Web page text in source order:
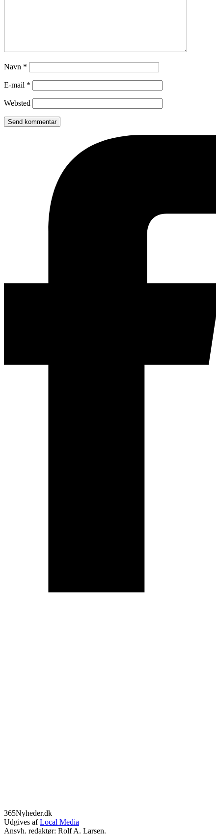
Navn *
E-mail *
Websted
365Nyheder.dk
Udgives afLocal Media
Ansvh. redaktør: Rolf A. Larsen.